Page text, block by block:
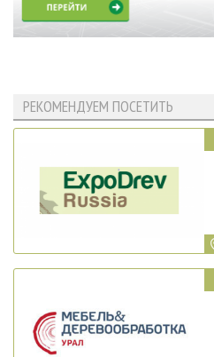
РЕКОМЕНДУЕМ ПОСЕТИТЬ